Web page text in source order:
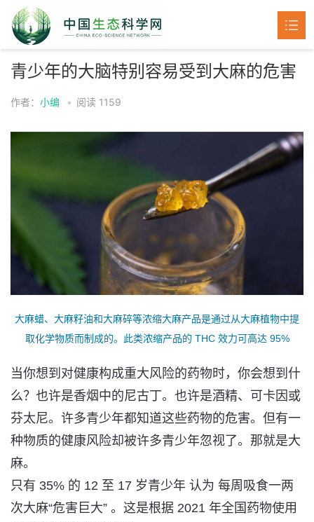
首页
化学
健康
领导人
青少年的大脑特别容易受到大麻的危害
作者： 小编 • 阅读 1159
大麻蜡、大麻籽油和大麻碎等浓缩大麻产品是通过从大麻植物中提
取化学物质而制成的。此类浓缩产品的 THC 效力可高达 95%
当你想到对健康构成重大风险的药物时，你会想到什
么？也许是香烟中的尼古丁。也许是酒精、可卡因或
芬太尼。许多青少年都知道这些药物的危害。但有一
种物质的健康风险却被许多青少年忽视了。那就是大
麻。
只有 35% 的 12 至 17 岁青少年 认为 每周吸食一两
次大麻“危害巨大” 。这是根据 2021 年全国药物使用